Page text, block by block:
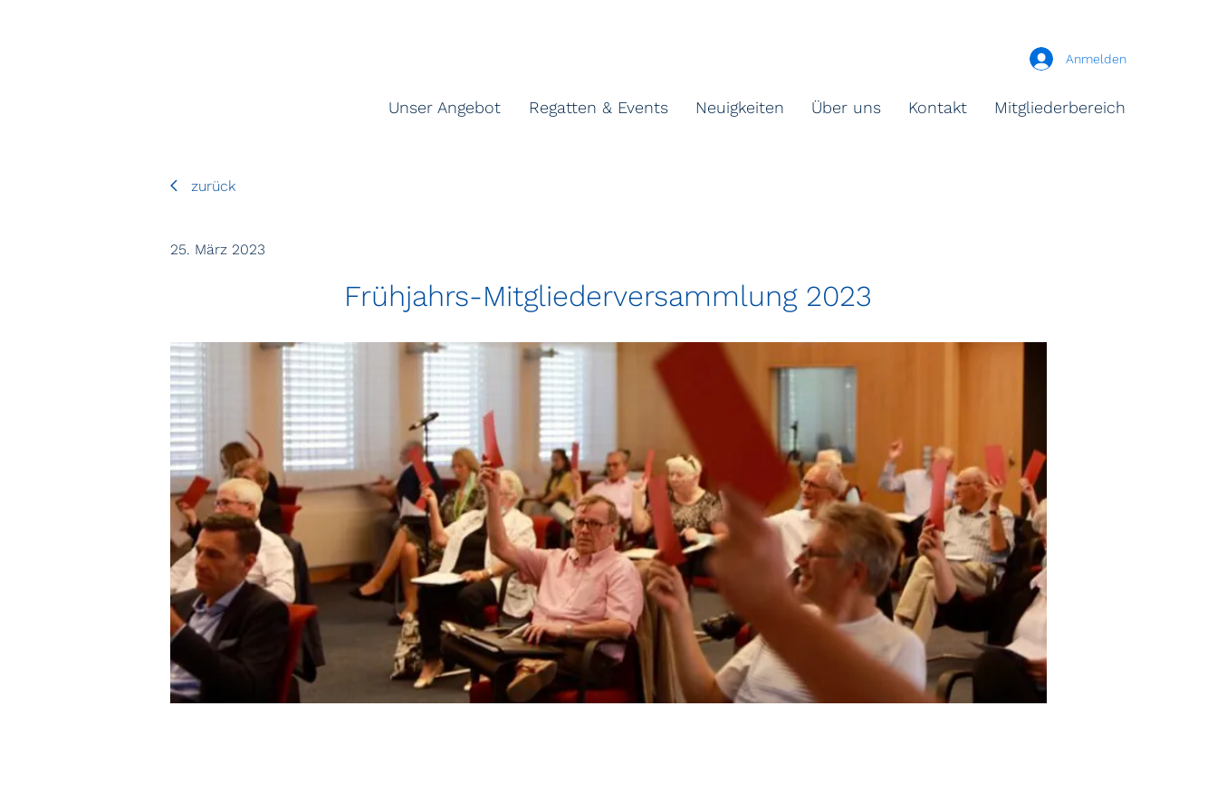
Anmelden
Unser Angebot Regatten & Events Neuigkeiten Über uns Kontakt Mitgliederbereich
zurück
25. März 2023
Frühjahrs-Mitgliederversammlung 2023